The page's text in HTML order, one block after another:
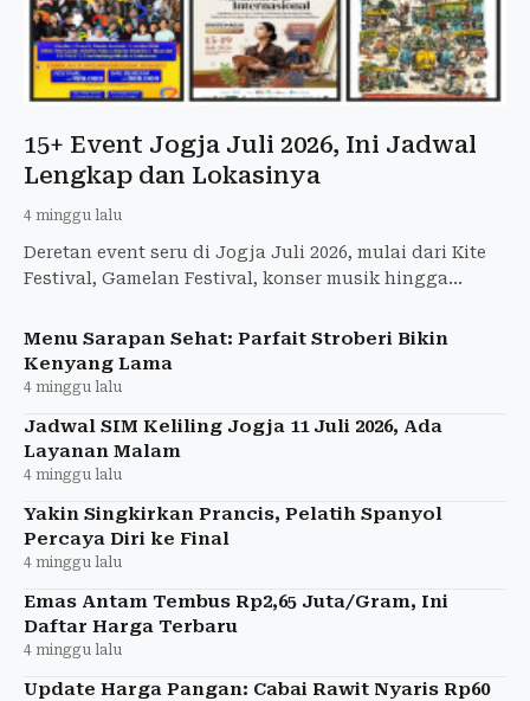
15+ Event Jogja Juli 2026, Ini Jadwal
Lengkap dan Lokasinya
4 minggu lalu
Deretan event seru di Jogja Juli 2026, mulai dari Kite
Festival, Gamelan Festival, konser musik hingga
Menu Sarapan Sehat: Parfait Stroberi Bikin
Kenyang Lama
4 minggu lalu
Jadwal SIM Keliling Jogja 11 Juli 2026, Ada
Layanan Malam
4 minggu lalu
Yakin Singkirkan Prancis, Pelatih Spanyol
Percaya Diri ke Final
4 minggu lalu
Emas Antam Tembus Rp2,65 Juta/Gram, Ini
Daftar Harga Terbaru
4 minggu lalu
Update Harga Pangan: Cabai Rawit Nyaris Rp60